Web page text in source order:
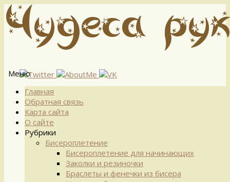
Меню
Перейти
содержимому
Главная
Обратная связь
Карта сайта
О сайте
Рубрики
Бисероплетение
Бисероплетение для начинающих
Заколки и резиночки
Браслеты и фенечки из бисера